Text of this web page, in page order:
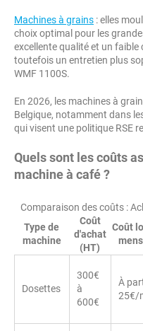
Machines à grains : elles
choix optimal pour les
excellente qualité et un
toutefois un entretien plus
WMF 1100S.
En 2026, les machines à
Belgique, notamment dans
qui visent une politique RSE
Quels sont les coûts
machine à café ?
Comparaison des coûts :
Type de
machine
Coût
d'achat
(HT)
Coût
Dosettes
300€
à
600€
À
25€/